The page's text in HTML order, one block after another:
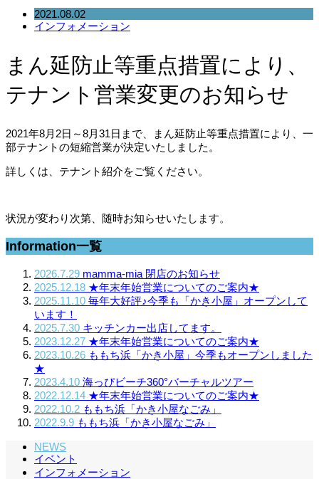
2021.08.02
インフォメーション
まん延防止等重点措置により、
テナント営業変更のお知らせ
2021年8月2日～8月31日まで、まん延防止等重点措置により、一
部テナントの短縮営業が決定いたしました。
詳しくは、テナント紹介をご覧ください。
状況が変わり次第、随時お知らせいたします。
Information一覧
2026.7.29 mamma-mia 閉店のお知らせ
2025.12.18 ★年末年始営業についてのご案内★
2025.11.10 毎年大好評♪今季も「かき小屋」オープンして
います！
2025.7.30 キッチンカー出店してます。
2023.12.27 ★年末年始営業についてのご案内★
2023.10.26 ももち浜「かき小屋」今季もオープンしました
★
2023.4.10 海っぴビーチ360°バーチャルツアー
2022.12.14 ★年末年始営業についてのご案内★
2022.10.2 ももち浜「かき小屋なごみ」
2022.9.9 ももち浜「かき小屋なごみ」
NEWS
イベント
インフォメーション